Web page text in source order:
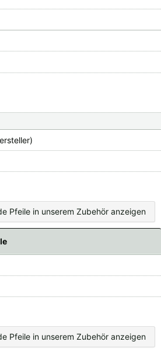
Pfeile in unserem Zubehör anzeigen
Pfeile in unserem Zubehör anzeigen